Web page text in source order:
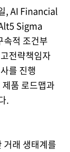
, AI Financial
Sigma
적 조건부
전략책임자
를 진행
품 로드맵과
.
래 생태계를